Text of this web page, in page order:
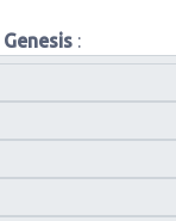
Genesis :